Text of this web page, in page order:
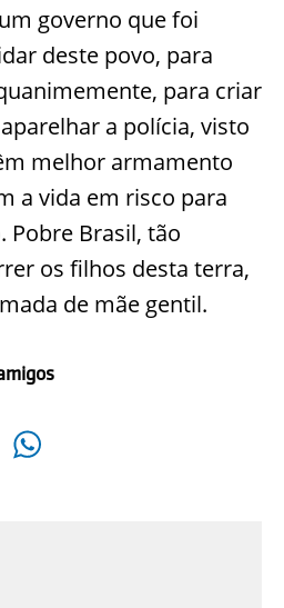
governo que foi
deste povo, para
para criar
a polícia, visto
melhor armamento
a vida em risco para
Pobre Brasil, tão
os filhos desta terra,
de mãe gentil.